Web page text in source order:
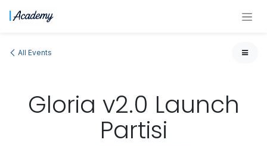
All Events
Gloria v2.0 Launch
Partisi